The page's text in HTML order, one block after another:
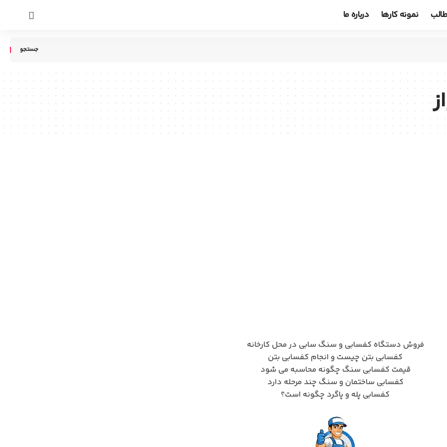
نمونه کارها درباره ما
فروش دستگاه کفسابی و سنگ سابی در محل کارخانه
کفسابی بتن چیست و انجام کفسابی بتن
قیمت کفسابی سنگ چگونه محاسبه می شود
کفسابی ساختمان و سنگ چند مرحله دارد
کفسابی پله و پاگرد چگونه است؟